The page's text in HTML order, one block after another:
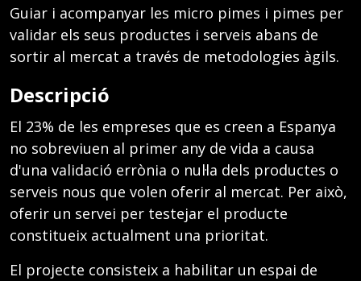
Guiar i acompanyar les micro pimes i pimes per
validar els seus productes i serveis abans de
sortir al mercat a través de metodologies àgils.
Descripció
El 23% de les empreses que es creen a Espanya
no sobreviuen al primer any de vida a causa
d'una validació errònia o nul·la dels productes o
serveis nous que volen oferir al mercat. Per això,
oferir un servei per testejar el producte
constitueix actualment una prioritat.
El projecte consisteix a habilitar un espai de